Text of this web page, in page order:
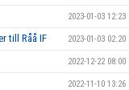
2023-01-03 12:23
till Råå IF 2023-01-03 02:20
2022-12-22 08:00
2022-11-10 13:26